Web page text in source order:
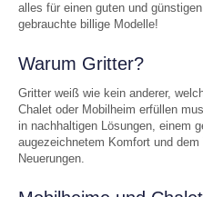
alles für einen guten und
gebrauchte billige Modelle!
Warum Gritter?
Gritter weiß wie kein anderer,
Chalet oder Mobilheim erfüllen
in nachhaltigen Lösungen, einem
augezeichnetem Komfort und
Neuerungen.